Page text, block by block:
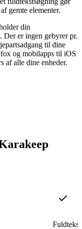
gemte elementer.
din
er ingen gebyrer pr.
til dine
og mobilapps til iOS
af alle dine enheder.